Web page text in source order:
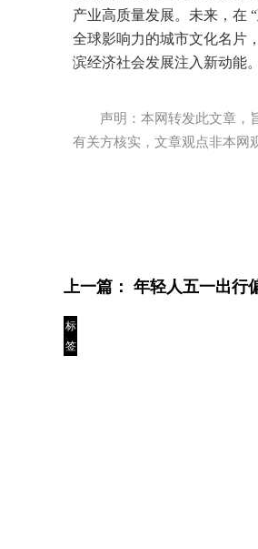
产业高质量发展。未来，在
全球影响力的城市文化名片
滨经济社会发展注入新动能
声明：本网转发此文章，
有关方核实，文章观点非本网
上一篇： 年轻人五一出行
标
签